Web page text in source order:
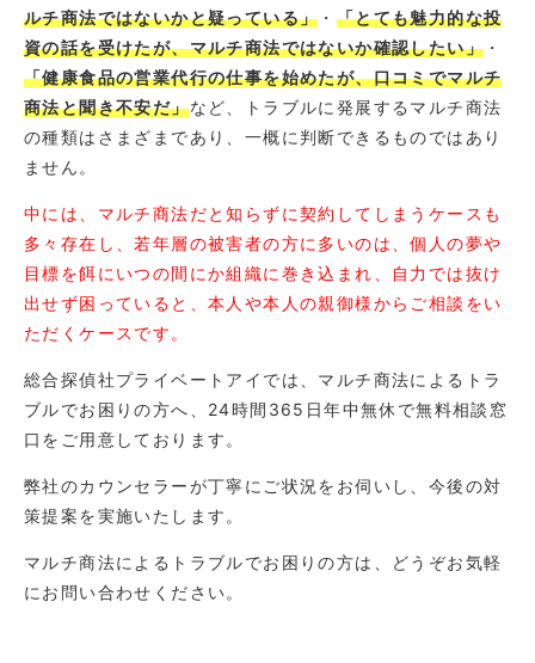
ルチ商法ではないかと疑っている」 ・ 「とても魅力的な投
資の話を受けたが、マルチ商法ではないか確認したい」 ・
「健康食品の営業代行の仕事を始めたが、口コミでマルチ
商法と聞き不安だ」など、トラブルに発展するマルチ商法
の種類はさまざまであり、一概に判断できるものではあり
ません。
中には、マルチ商法だと知らずに契約してしまうケースも
多々存在し、若年層の被害者の方に多いのは、個人の夢や
目標を餌にいつの間にか組織に巻き込まれ、自力では抜け
出せず困っていると、本人や本人の親御様からご相談をい
ただくケースです。
総合探偵社プライベートアイでは、マルチ商法によるトラ
ブルでお困りの方へ、24時間365日年中無休で無料相談窓
口をご用意しております。
弊社のカウンセラーが丁寧にご状況をお伺いし、今後の対
策提案を実施いたします。
マルチ商法によるトラブルでお困りの方は、どうぞお気軽
にお問い合わせください。